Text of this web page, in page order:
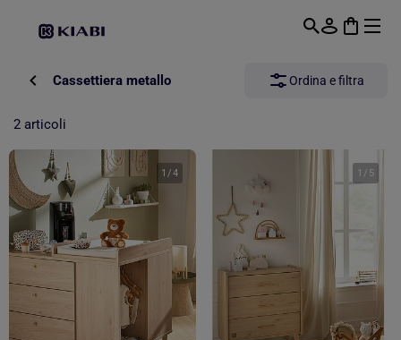
Cassettiera metallo Ordina e filtra
2 articoli
1 /4 1 / 5